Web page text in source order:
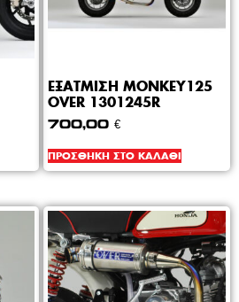
ΕΞΑΤΜΙΣΗ MONKEY125
OVER 1301245R
700,00 €
ΠΡΟΣΘΉΚΗ ΣΤΟ ΚΑΛΆΘΙ